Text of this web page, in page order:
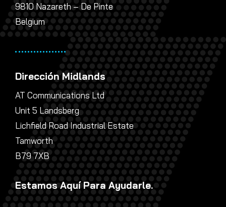
9810 Nazareth – De Pinte
Belgium
Dirección Midlands
AT Communications Ltd
Unit 5 Landsberg
Lichfield Road Industrial Estate
Tamworth
B79 7XB
Estamos Aquí Para Ayudarle.